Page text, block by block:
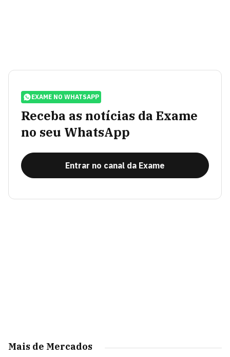
EXAME NO WHATSAPP
Receba as notícias da Exame
no seu WhatsApp
Entrar no canal da Exame
Mais de Mercados